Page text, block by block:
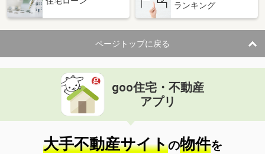
ランキング
ページトップに戻る
goo住宅・不動産
アプリ
大手不動産サイトの物件を